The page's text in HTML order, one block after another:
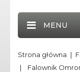
MENU
Strona główna
Falownik